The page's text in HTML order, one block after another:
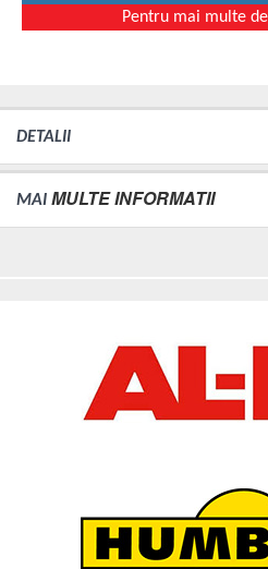
Pentru mai multe
DETALII
MAI MULTE INFORMATII